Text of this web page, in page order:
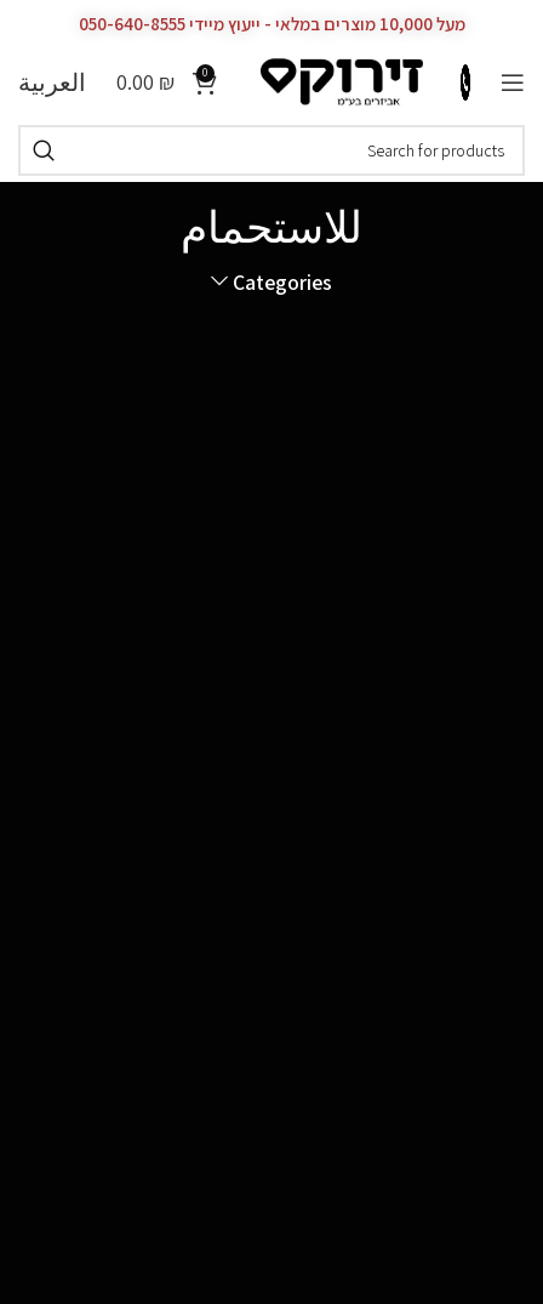
מעל 10,000 מוצרים במלאי - ייעוץ מיידי 050-640-8555
0
0.00 ₪ العربية
للاستحمام
Categories